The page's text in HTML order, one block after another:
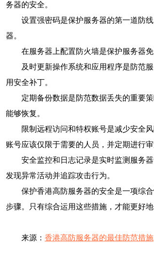
务器的安全。
设置强密码是保护服务器的第一道防
器。
在服务器上配置防火墙是保护服务器
及时更新操作系统和应用程序是防范
用安全补丁。
定期备份数据是防范数据丢失的重要
能够恢复。
限制远程访问和特权账号是减少安全
账号应该仅限于需要的人员，并定期进行审
安全监控和日志记录是实时监测服务
发现异常活动并追踪攻击行为。
保护香港高防服务器的安全是一项综
步骤。只有综合运用这些措施，才能更好
来源： 香港高防服务器的最佳防范措施